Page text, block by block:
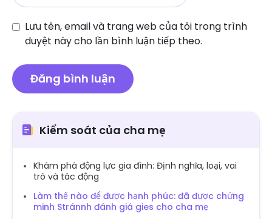
Lưu tên, email và trang web của tôi trong trình
duyệt này cho lần bình luận tiếp theo.
Kiểm soát của cha mẹ
Khám phá động lực gia đình: Định nghĩa, loại, vai
trò và tác động
Làm thế nào để được hạnh phúc: đã được chứng
minh Stránnh đánh giá gies cho cha mẹ